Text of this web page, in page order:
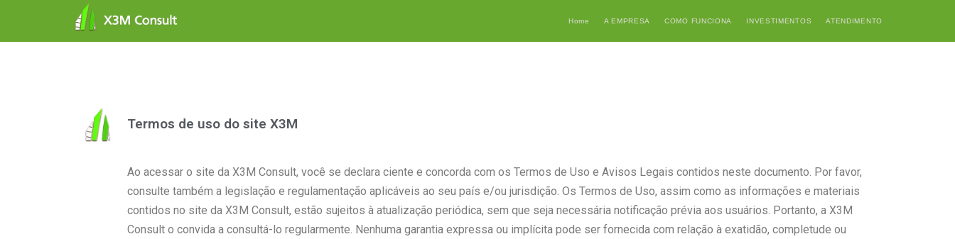
Pular
Home A EMPRESA COMO FUNCIONA INVESTIMENTOS ATENDIMENTO
Termos de uso do site X3M
Ao acessar o site da X3M Consult, você se declara ciente e concorda com os Termos de Uso e Avisos Legais contidos neste documento. Por favor,
consulte também a legislação e regulamentação aplicáveis ao seu país e/ou jurisdição. Os Termos de Uso, assim como as informações e materiais
contidos no site da X3M Consult, estão sujeitos à atualização periódica, sem que seja necessária notificação prévia aos usuários. Portanto, a X3M
Consult o convida a consultá-lo regularmente. Nenhuma garantia expressa ou implícita pode ser fornecida com relação à exatidão, completude ou